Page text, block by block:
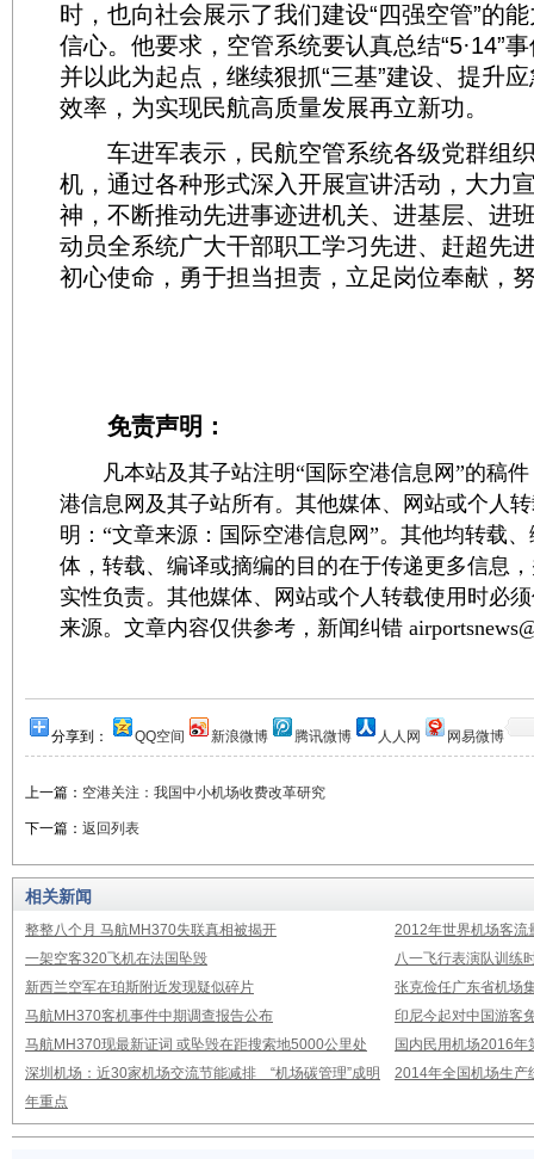
时，也向社会展示了我们建设“四强空管”的
信心。他要求，空管系统要认真总结“5·14”
并以此为起点，继续狠抓“三基”建设、提升
效率，为实现民航高质量发展再立新功。
车进军表示，民航空管系统各级党群组
机，通过各种形式深入开展宣讲活动，大力
神，不断推动先进事迹进机关、进基层、进
动员全系统广大干部职工学习先进、赶超先
初心使命，勇于担当担责，立足岗位奉献，
免责声明：
凡本站及其子站注明“国际空港信息网”的稿件
港信息网及其子站所有。其他媒体、网站或个人
明：“文章来源：国际空港信息网”。其他均转载
体，转载、编译或摘编的目的在于传递更多信息
实性负责。其他媒体、网站或个人转载使用时必
来源。文章内容仅供参考，新闻纠错
分享到： QQ空间 新浪微博 腾讯微博 人人网 网易微博
上一篇： 空港关注：我国中小机场收费改革研究
下一篇： 返回列表
相关新闻
整整八个月 马航MH370失联真相被揭开
2012年世界机场客流
一架空客320飞机在法国坠毁
八一飞行表演队训练
新西兰空军在珀斯附近发现疑似碎片
张克俭任广东省机场
马航MH370客机事件中期调查报告公布
印尼今起对中国游客
马航MH370现最新证词 或坠毁在距搜索地5000公里处
国内民用机场2016年
深圳机场：近30家机场交流节能减排 “机场碳管理”成明
年重点
2014年全国机场生产